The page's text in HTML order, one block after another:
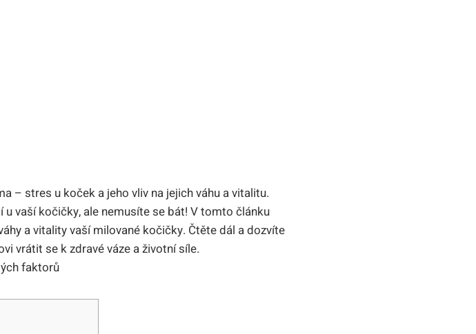
– stres u koček a jeho vliv na jejich váhu a vitalitu.
vaší kočičky, ale nemusíte se bát! V tomto článku
a vitality vaší milované kočičky. Čtěte dál a dozvíte
vrátit se k zdravé váze a životní síle.